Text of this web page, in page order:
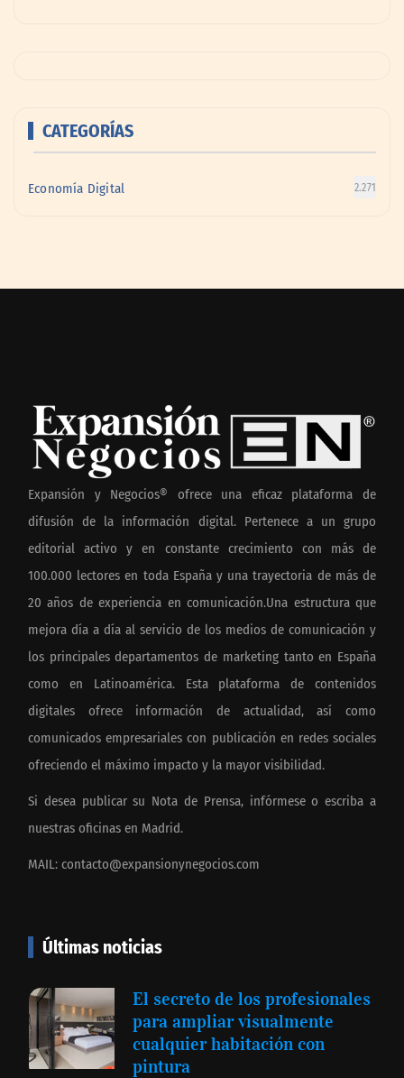
CATEGORÍAS
Economía Digital 2.271
Expansión y Negocios® ofrece una eficaz plataforma de
difusión de la información digital. Pertenece a un grupo
editorial activo y en constante crecimiento con más de
100.000 lectores en toda España y una trayectoria de más de
20 años de experiencia en comunicación.Una estructura que
mejora día a día al servicio de los medios de comunicación y
los principales departamentos de marketing tanto en España
como en Latinoamérica. Esta plataforma de contenidos
digitales ofrece información de actualidad, así como
comunicados empresariales con publicación en redes sociales
ofreciendo el máximo impacto y la mayor visibilidad.
Si desea publicar su Nota de Prensa, infórmese o escriba a
nuestras oficinas en Madrid.
MAIL: contacto@expansionynegocios.com
Últimas noticias
El secreto de los profesionales
para ampliar visualmente
cualquier habitación con
pintura